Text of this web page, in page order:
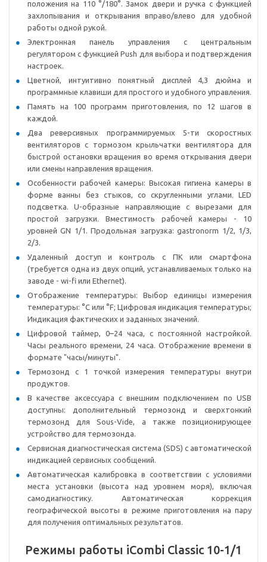
положения на 110 °/180°. Замок двери и ручка с функцией
захлопывания и открывания вправо/влево для удобной
работы одной рукой.
Электронная панель управления с центральным
регулятором с функцией Push для выбора и подтверждения
настроек.
Цветной, интуитивно понятный дисплей 4,3 дюйма и
программные клавиши для простого и удобного управления.
Память на 100 программ приготовления, по 12 шагов в
каждой.
Два реверсивных программируемых 5-ти скоростных
вентиляторов с тормозом крыльчатки вентилятора для
быстрой остановки вращения во время открывания двери
или смены направления вращения.
Особенности рабочей камеры: Высокая гигиена камеры в
форме ванны без стыков, со скругленными углами. LED
подсветка. U-образные направляющие с вырезами для
простой загрузки. Вместимость рабочей камеры - 10
уровней GN 1/1. Продольная загрузка: gastronorm 1/2, 1/3,
2/3.
Удаленный доступ и контроль с ПК или смартфона
(требуется одна из двух опций, устанавливаемых только на
заводе - wi-fi или Ethernet).
Отображение температуры: Выбор единицы измерения
температуры: °C или °F; Цифровая индикация температуры;
Индикация фактических и заданных значений.
Цифровой таймер, 0–24 часа, с постоянной настройкой.
Часы реального времени, 24 часа. Отображение времени в
формате "часы/минуты".
Термозонд с 1 точкой измерения температуры внутри
продуктов.
В качестве аксессуара с внешним подключением по USB
доступны: дополнительный термозонд и сверхтонкий
термозонд для Sous-Vide, а также позиционирующее
устройство для термозонда.
Сервисная диагностическая система (SDS) с автоматической
индикацией сервисных сообщений.
Автоматическая калибровка в соответствии с условиями
места установки (высота над уровнем моря), включая
самодиагностику. Автоматическая коррекция
географической высоты в режиме приготовления на пару
для получения оптимальных результатов.
Режимы работы iCombi Classic 10-1/1